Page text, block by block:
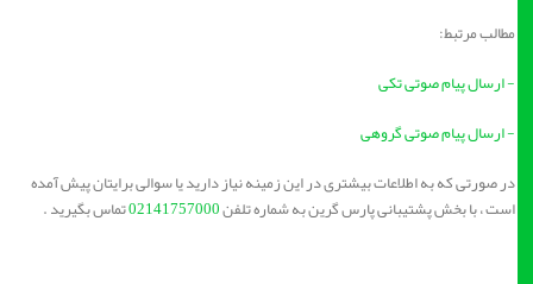
مطالب مرتبط:
- ارسال پیام صوتی تکی
- ارسال پیام صوتی گروهی
در صورتی که به اطلاعات بیشتری در این زمینه نیاز دارید یا سوالی برایتان پیش آمده
است ، با بخش پشتیبانی پارس گرین به شماره تلفن02141757000تماس بگیرید .